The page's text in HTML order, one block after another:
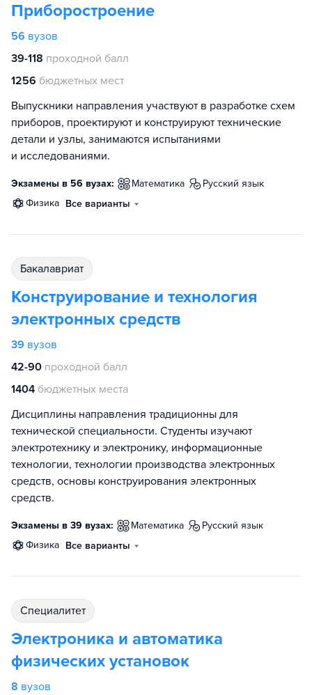
Приборостроение
56 вузов
39-118 проходной балл
1256 бюджетных мест
Выпускники направления участвуют в разработке схем
приборов, проектируют и конструируют технические
детали и узлы, занимаются испытаниями
и исследованиями.
Экзамены в 56 вузах: математика
русский язык
физика Все варианты
бакалавриат
Конструирование и технология
электронных средств
39 вузов
42-90 проходной балл
1404 бюджетных места
Дисциплины направления традиционны для
технической специальности. Студенты изучают
электротехнику и электронику, информационные
технологии, технологии производства электронных
средств, основы конструирования электронных
средств.
Экзамены в 39 вузах: математика
русский язык
физика Все варианты
специалитет
Электроника и автоматика
физических установок
8 вузов